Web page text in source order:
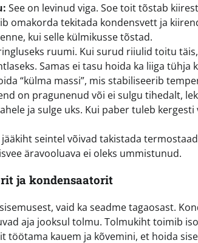
See on levinud viga. Soe toit tõstab
omakorda tekitada kondensvett ja
kui selle külmikusse tõstad.
ruumi. Kui surud riiulid toitu
Samas ei tasu hoida ka liiga
“külma massi”, mis stabiliseerib
on pragunenud või ei sulgu tihedalt,
ja sulge uks. Kui paber tuleb
seintel võivad takistada
äravooluava ei oleks ummistunud.
ja kondensaatorit
vaid ka seadme tagaosast.
aja jooksul tolmu. Tolmukiht toimib
töötama kauem ja kõvemini, et hoida